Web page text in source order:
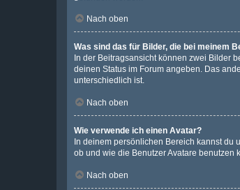
Nach oben
Was sind das für Bilder, die bei meinem
In der Beitragsansicht können zwei Bilder
deinen Status im Forum angeben. Das
unterschiedlich ist.
Nach oben
Wie verwende ich einen Avatar?
In deinem persönlichen Bereich kannst du
ob und wie die Benutzer Avatare benutzen
Nach oben